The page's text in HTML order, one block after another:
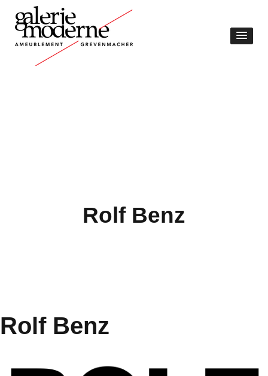
Rolf Benz
Rolf Benz